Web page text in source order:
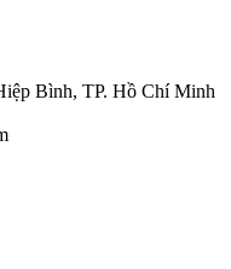
Bình, TP. Hồ Chí Minh